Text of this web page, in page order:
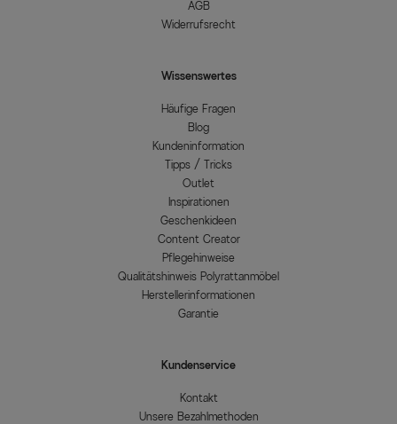
AGB
Widerrufsrecht
Wissenswertes
Häufige Fragen
Blog
Kundeninformation
Tipps / Tricks
Outlet
Inspirationen
Geschenkideen
Content Creator
Pflegehinweise
Qualitätshinweis Polyrattanmöbel
Herstellerinformationen
Garantie
Kundenservice
Kontakt
Unsere Bezahlmethoden